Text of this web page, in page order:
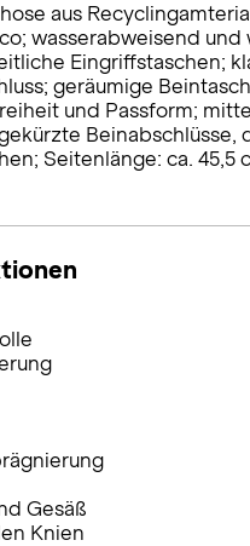
aus
wasserabweisend
Eingriffstaschen;
geräumige
und Passform;
Seitenlänge: ca. 45,5
Gesäß
Knien